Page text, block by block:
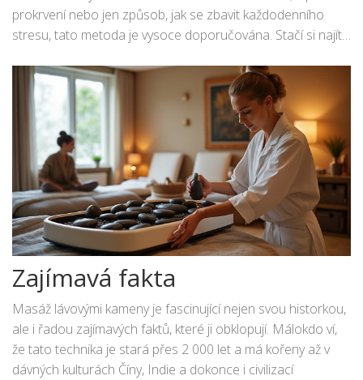
prokrvení nebo jen způsob, jak se zbavit každodenního
stresu, tato metoda je vysoce doporučována. Stačí si najít
hluboké relaxace a léčby.
Zajímavá fakta
Masáž lávovými kameny je fascinující nejen svou historkou,
ale i řadou zajímavých faktů, které ji obklopují. Málokdo ví,
že tato technika je stará přes 2 000 let a má kořeny až v
dávných kulturách Číny, Indie a dokonce i civilizací